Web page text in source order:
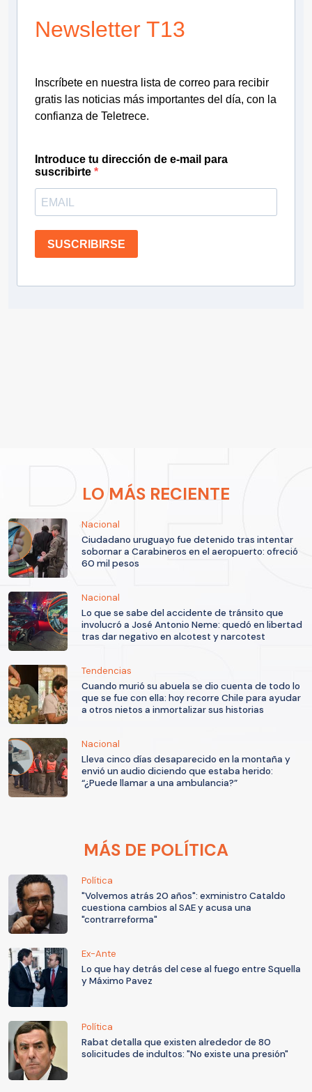
Newsletter T13
Inscríbete en nuestra lista de correo para recibir
gratis las noticias más importantes del día, con la
confianza de Teletrece.
Introduce tu dirección de e-mail para
suscribirte
SUSCRIBIRSE
LO MÁS RECIENTE
Nacional
Ciudadano uruguayo fue detenido tras intentar
sobornar a Carabineros en el aeropuerto: ofreció
60 mil pesos
Nacional
Lo que se sabe del accidente de tránsito que
involucró a José Antonio Neme: quedó en libertad
tras dar negativo en alcotest y narcotest
Tendencias
Cuando murió su abuela se dio cuenta de todo lo
que se fue con ella: hoy recorre Chile para ayudar
a otros nietos a inmortalizar sus historias
Nacional
Lleva cinco días desaparecido en la montaña y
envió un audio diciendo que estaba herido:
“¿Puede llamar a una ambulancia?”
MÁS DE POLÍTICA
Política
"Volvemos atrás 20 años": exministro Cataldo
cuestiona cambios al SAE y acusa una
"contrarreforma"
Ex-Ante
Lo que hay detrás del cese al fuego entre Squella
y Máximo Pavez
Política
Rabat detalla que existen alrededor de 80
solicitudes de indultos: "No existe una presión"